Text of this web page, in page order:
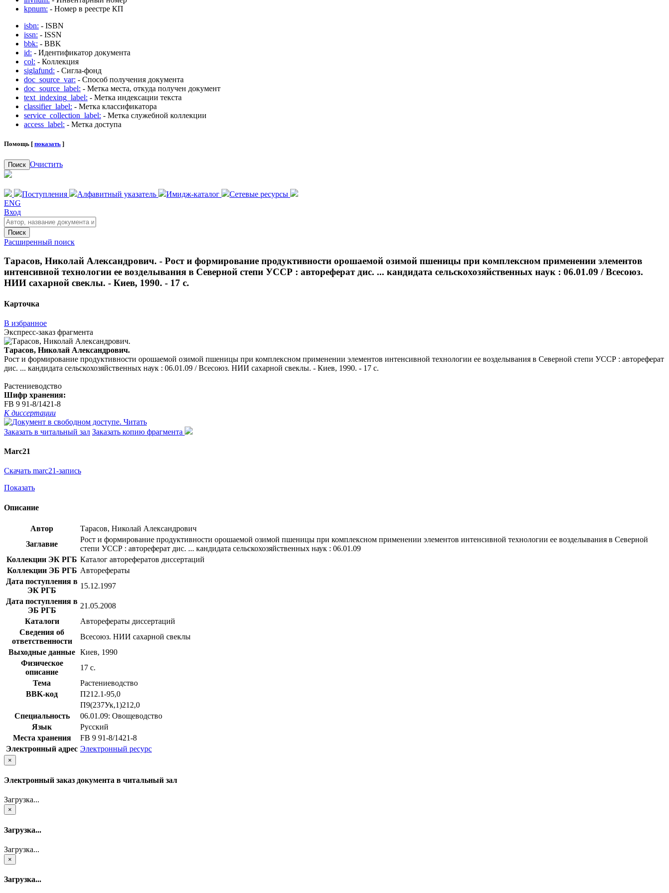
kpnum: - Номер в реестре КП
isbn: - ISBN
issn: - ISSN
bbk: - BBK
id: - Идентификатор документа
col: - Коллекция
siglafund: - Сигла-фонд
doc_source_var: - Способ получения документа
doc_source_label: - Метка места, откуда получен документ
text_indexing_label: - Метка индексации текста
classifier_label: - Метка классификатора
service_collection_label: - Метка служебной коллекции
access_label: - Метка доступа
Помощь [ показать ]
Поиск Очистить
Поступления Алфавитный указатель Имидж-каталог
Сетевые ресурсы
ENG
Вход
Поиск
Расширенный поиск
Тарасов, Николай Александрович. - Рост и формирование продуктивности орошаемой озимой пшеницы при комплексном применении элементов
интенсивной технологии ее возделывания в Северной степи УССР : автореферат дис. ... кандидата сельскохозяйственных наук : 06.01.09 / Всесоюз.
НИИ сахарной свеклы. - Киев, 1990. - 17 с.
Карточка
В избранное
Экспресс-заказ фрагмента
Тарасов, Николай Александрович.
Рост и формирование продуктивности орошаемой озимой пшеницы при комплексном применении элементов интенсивной технологии ее возделывания в Северной степи УССР : автореферат
дис. ... кандидата сельскохозяйственных наук : 06.01.09 / Всесоюз. НИИ сахарной свеклы. - Киев, 1990. - 17 с.
Растениеводство
Шифр хранения:
FB 9 91-8/1421-8
К диссертации
Читать
Заказать в читальный зал Заказать копию фрагмента
Marc21
Скачать marc21-запись
Показать
Описание
Автор
Тарасов, Николай Александрович
Заглавие
Рост и формирование продуктивности орошаемой озимой пшеницы при комплексном применении элементов интенсивной технологии ее возделывания в Северной
степи УССР : автореферат дис. ... кандидата сельскохозяйственных наук : 06.01.09
Коллекции ЭК РГБ Каталог авторефератов диссертаций
Коллекции ЭБ РГБ Авторефераты
Дата поступления в
ЭК РГБ
15.12.1997
Дата поступления в
ЭБ РГБ
21.05.2008
Каталоги
Авторефераты диссертаций
Сведения об
ответственности
Всесоюз. НИИ сахарной свеклы
Выходные данные Киев, 1990
Физическое
описание
17 с.
Тема
Растениеводство
BBK-код
П212.1-95,0
П9(237Ук,1)212,0
Специальность
06.01.09: Овощеводство
Язык
Русский
Места хранения
FB 9 91-8/1421-8
Электронный адрес Электронный ресурс
×
Электронный заказ документа в читальный зал
Загрузка...
×
Загрузка...
Загрузка...
×
Загрузка...